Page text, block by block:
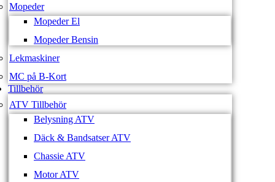
Mopeder
Mopeder El
Mopeder Bensin
Lekmaskiner
MC på B-Kort
Tillbehör
ATV Tillbehör
Belysning ATV
Däck & Bandsatser ATV
Chassie ATV
Motor ATV